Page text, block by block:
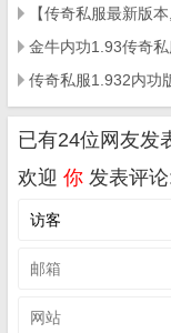
【传奇私服最新版
金牛内功1.93传奇
传奇私服1.932内功
已有24位网友发
欢迎 你 发表评